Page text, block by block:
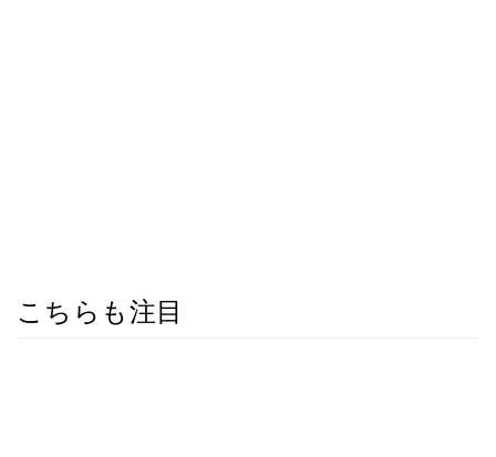
こちらも注目